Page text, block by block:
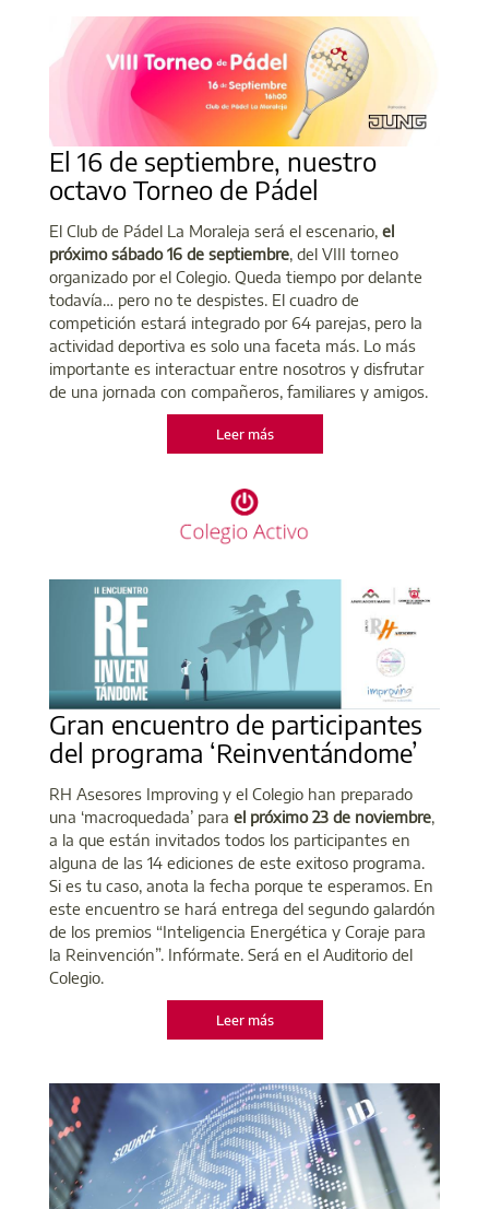
El 16 de septiembre, nuestro
octavo Torneo de Pádel
El Club de Pádel La Moraleja será el escenario, el
próximo sábado 16 de septiembre, del VIII torneo
organizado por el Colegio. Queda tiempo por delante
todavía… pero no te despistes. El cuadro de
competición estará integrado por 64 parejas, pero la
actividad deportiva es solo una faceta más. Lo más
importante es interactuar entre nosotros y disfrutar
de una jornada con compañeros, familiares y amigos.
Leer más
Gran encuentro de participantes
del programa ‘Reinventándome’
RH Asesores Improving y el Colegio han preparado
una ‘macroquedada’ para el próximo 23 de noviembre,
a la que están invitados todos los participantes en
alguna de las 14 ediciones de este exitoso programa.
Si es tu caso, anota la fecha porque te esperamos. En
este encuentro se hará entrega del segundo galardón
de los premios “Inteligencia Energética y Coraje para
la Reinvención”. Infórmate. Será en el Auditorio del
Colegio.
Leer más